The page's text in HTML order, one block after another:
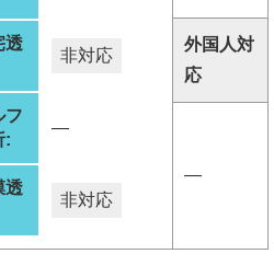
透
非対応
フ
:
―
透
非対応
外国人対
応
―